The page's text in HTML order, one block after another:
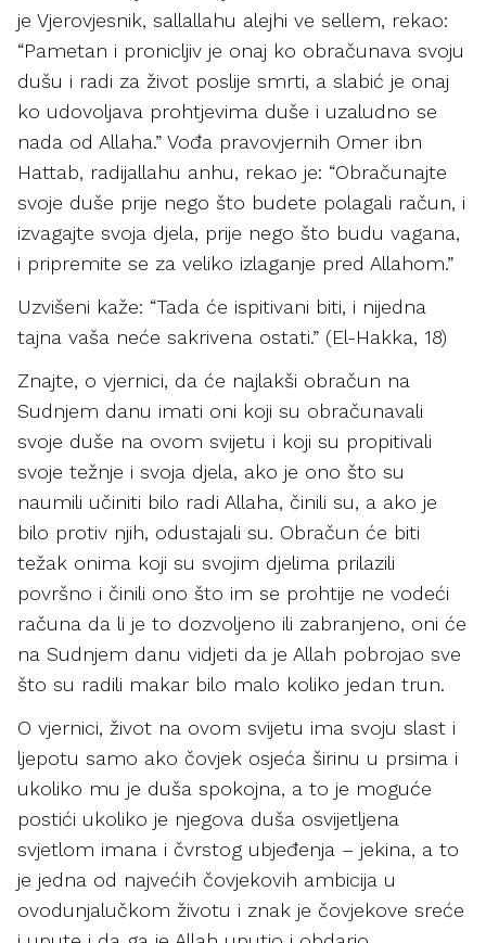
je Vjerovjesnik, sallallahu alejhi ve sellem, rekao:
“Pametan i pronicljiv je onaj ko obračunava svoju
dušu i radi za život poslije smrti, a slabić je onaj
ko udovoljava prohtjevima duše i uzaludno se
nada od Allaha.” Vođa pravovjernih Omer ibn
Hattab, radijallahu anhu, rekao je: “Obračunajte
svoje duše prije nego što budete polagali račun, i
izvagajte svoja djela, prije nego što budu vagana,
i pripremite se za veliko izlaganje pred Allahom.”
Uzvišeni kaže: “Tada će ispitivani biti, i nijedna
tajna vaša neće sakrivena ostati.” (El-Hakka, 18)
Znajte, o vjernici, da će najlakši obračun na
Sudnjem danu imati oni koji su obračunavali
svoje duše na ovom svijetu i koji su propitivali
svoje težnje i svoja djela, ako je ono što su
naumili učiniti bilo radi Allaha, činili su, a ako je
bilo protiv njih, odustajali su. Obračun će biti
težak onima koji su svojim djelima prilazili
površno i činili ono što im se prohtije ne vodeći
računa da li je to dozvoljeno ili zabranjeno, oni će
na Sudnjem danu vidjeti da je Allah pobrojao sve
što su radili makar bilo malo koliko jedan trun.
O vjernici, život na ovom svijetu ima svoju slast i
ljepotu samo ako čovjek osjeća širinu u prsima i
ukoliko mu je duša spokojna, a to je moguće
postići ukoliko je njegova duša osvijetljena
svjetlom imana i čvrstog ubjeđenja – jekina, a to
je jedna od najvećih čovjekovih ambicija u
ovodunjalučkom životu i znak je čovjekove sreće